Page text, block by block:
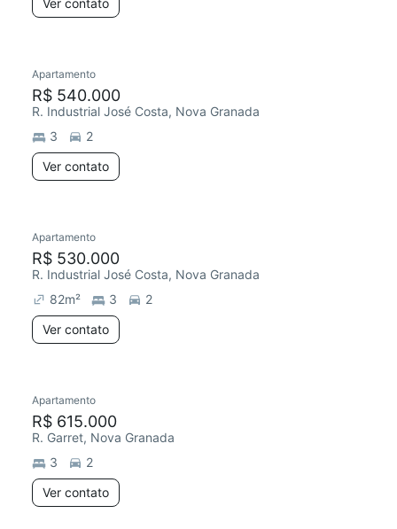
Ver contato
Apartamento
R$ 540.000
R. Industrial José Costa, Nova Granada
3
2
Ver contato
Apartamento
R$ 530.000
R. Industrial José Costa, Nova Granada
82m² 3
2
Ver contato
Apartamento
R$ 615.000
R. Garret, Nova Granada
3
2
Ver contato